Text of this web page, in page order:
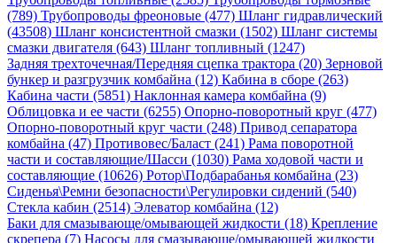
(789) Трубопроводы фреоновые (477) Шланг гидравлический
(43508) Шланг консистентной смазки (1502) Шланг системы
смазки двигателя (643) Шланг топливный (1247)
Задняя трехточечная/Передняя сцепка трактора (20) Зерновой
бункер и разгрузчик комбайна (12) Кабина в сборе (263)
Кабина части (5851) Наклонная камера комбайна (9)
Облицовка и ее части (6255) Опорно-поворотный круг (477)
Опорно-поворотный круг части (248) Привод сепаратора
комбайна (47) Противовес/Баласт (241) Рама поворотной
части и составляющие/Шасси (1030) Рама ходовой части и
составляющие (10626) Ротор\Подбарабанья комбайна (23)
Сиденья\Ремни безопасности\Регулировки сидений (540)
Стекла кабин (2514) Элеватор комбайна (12)
Баки для смазывающе/омывающей жидкости (18) Крепление
скрепера (7) Насосы для смазывающе/омывающей жидкости